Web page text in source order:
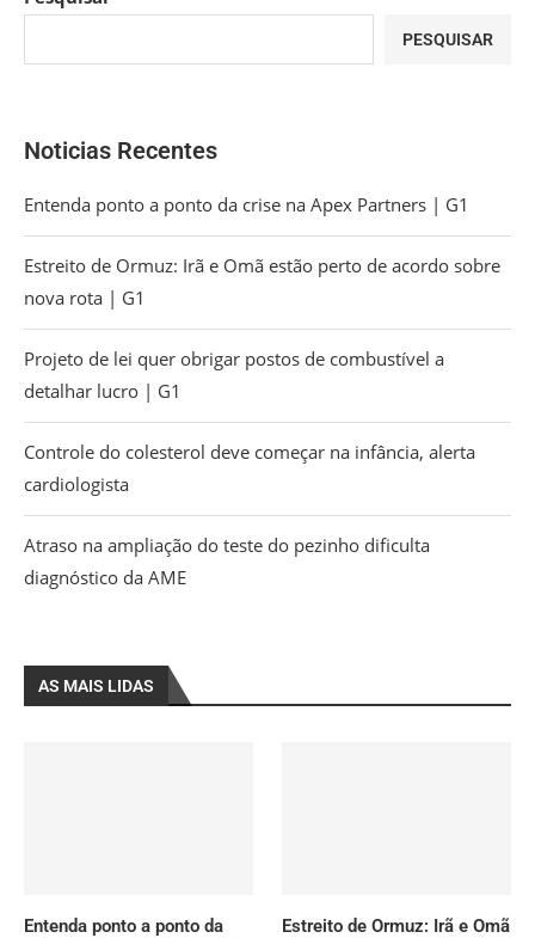
PESQUISAR
Noticias Recentes
Entenda ponto a ponto da crise na Apex Partners | G1
Estreito de Ormuz: Irã e Omã estão perto de acordo sobre
nova rota | G1
Projeto de lei quer obrigar postos de combustível a
detalhar lucro | G1
Controle do colesterol deve começar na infância, alerta
cardiologista
Atraso na ampliação do teste do pezinho dificulta
diagnóstico da AME
AS MAIS LIDAS
Entenda ponto a ponto da
Estreito de Ormuz: Irã e Omã